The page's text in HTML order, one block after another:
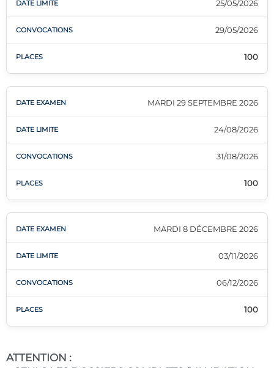
25/05/2026
29/05/2026
100
MARDI 29 SEPTEMBRE 2026
24/08/2026
31/08/2026
100
MARDI 8 DÉCEMBRE 2026
03/11/2026
06/12/2026
100
ATTENTION :